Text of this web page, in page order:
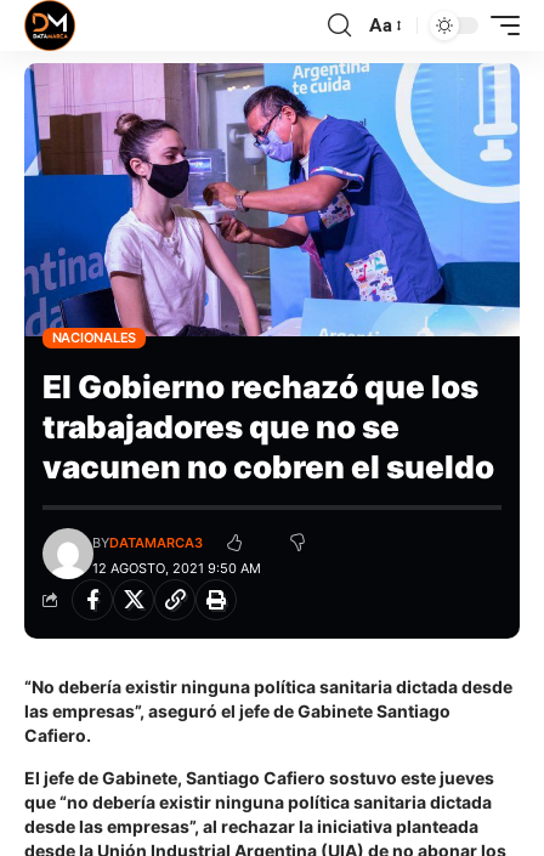
Aa
NACIONALES
El Gobierno rechazó que los
trabajadores que no se
vacunen no cobren el sueldo
12 AGOSTO, 2021 9:50 AM
BYDATAMARCA3
“No debería existir ninguna política sanitaria dictada desde
las empresas”, aseguró el jefe de Gabinete Santiago
Cafiero.
El jefe de Gabinete, Santiago Cafiero sostuvo este jueves
que “no debería existir ninguna política sanitaria dictada
desde las empresas”, al rechazar la iniciativa planteada
desde la Unión Industrial Argentina (UIA) de no abonar los